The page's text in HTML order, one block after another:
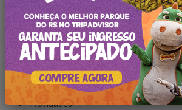
Categorias
Todas Publicações
Novidades